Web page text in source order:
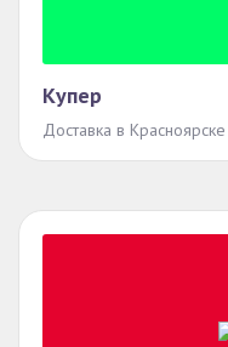
Купер
Доставка в Красноярске